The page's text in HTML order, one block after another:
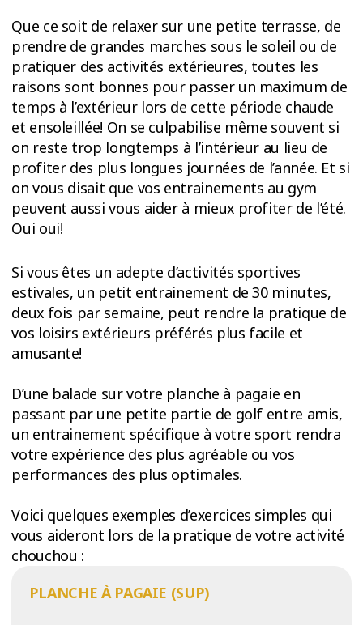
Que ce soit de relaxer sur une petite terrasse, de
prendre de grandes marches sous le soleil ou de
pratiquer des activités extérieures, toutes les
raisons sont bonnes pour passer un maximum de
temps à l’extérieur lors de cette période chaude
et ensoleillée! On se culpabilise même souvent si
on reste trop longtemps à l’intérieur au lieu de
profiter des plus longues journées de l’année. Et si
on vous disait que vos entrainements au gym
peuvent aussi vous aider à mieux profiter de l’été.
Oui oui!
Si vous êtes un adepte d’activités sportives
estivales, un petit entrainement de 30 minutes,
deux fois par semaine, peut rendre la pratique de
vos loisirs extérieurs préférés plus facile et
amusante!
D’une balade sur votre planche à pagaie en
passant par une petite partie de golf entre amis,
un entrainement spécifique à votre sport rendra
votre expérience des plus agréable ou vos
performances des plus optimales.
Voici quelques exemples d’exercices simples qui
vous aideront lors de la pratique de votre activité
chouchou :
PLANCHE À PAGAIE (SUP)